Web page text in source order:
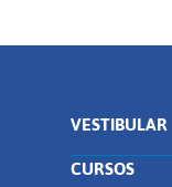
VESTIBULAR
CURSOS